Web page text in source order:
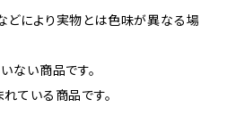
により実物とは色味が異なる場
ない商品です。
ている商品です。